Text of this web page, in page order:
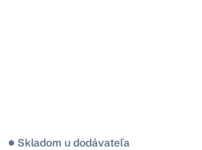
Skladom u dodávateľa